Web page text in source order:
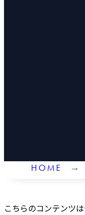
HOME
こちらのコンテンツ